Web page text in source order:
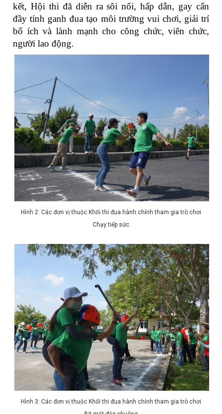
kết, Hội thi đã diễn ra sôi nổi, hấp dẫn, gay cấn
đầy tính ganh đua tạo môi trường vui chơi, giải trí
bổ ích và lành mạnh cho công chức, viên chức,
người lao động.
Hình 2: Các đơn vị thuộc Khối thi đua hành chính tham gia trò chơi
Chạy tiếp sức
Hình 3: Các đơn vị thuộc Khối thi đua hành chính tham gia trò chơi